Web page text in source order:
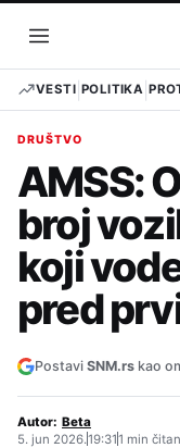
sadržaj
Otvori
meni
VESTI POLITIKA
DRUŠTVO
AMSS:
broj
koji
pred
Postavi SNM.rs kao
Autor: Beta
5. jun 2026.19:311 min